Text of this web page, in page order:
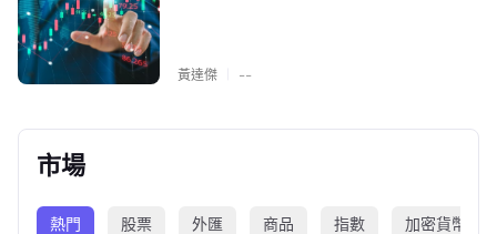
黃達傑 --
市場
熱門 股票 外匯 商品 指數 加密貨幣